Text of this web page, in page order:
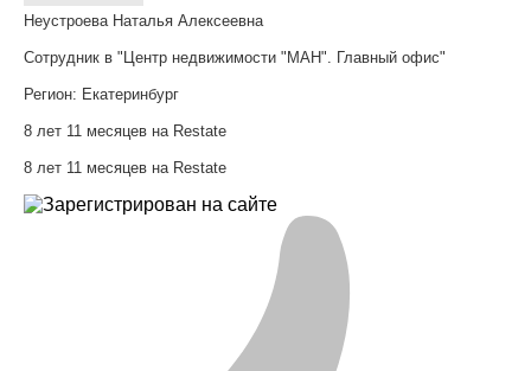
Неустроева Наталья Алексеевна
Сотрудник в "Центр недвижимости "МАН". Главный офис"
Регион: Екатеринбург
8 лет 11 месяцев на Restate
8 лет 11 месяцев на Restate